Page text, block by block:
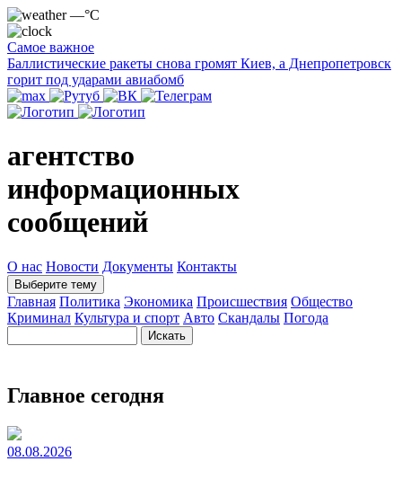
—°C
Самое важное
Баллистические ракеты снова громят Киев, а Днепропетровск
горит под ударами авиабомб
агентство
информационных
сообщений
О нас Новости Документы Контакты
Выберите тему
Главная Политика Экономика Происшествия Общество
Криминал Культура и спорт Авто Скандалы Погода
Главное сегодня
08.08.2026